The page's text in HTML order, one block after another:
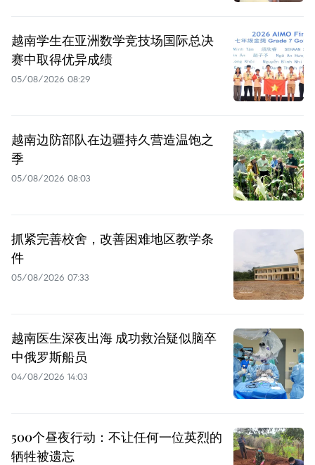
越南学生在亚洲数学竞技场国际总决
赛中取得优异成绩
05/08/2026 08:29
越南边防部队在边疆持久营造温饱之
季
05/08/2026 08:03
抓紧完善校舍，改善困难地区教学条
件
05/08/2026 07:33
越南医生深夜出海 成功救治疑似脑卒
中俄罗斯船员
04/08/2026 14:03
500个昼夜行动：不让任何一位英烈的
牺牲被遗忘